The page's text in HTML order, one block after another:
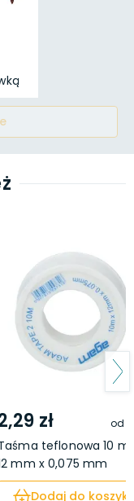
zł od
teflonowa 10 m
mm x 0,075 mm
Dodaj do